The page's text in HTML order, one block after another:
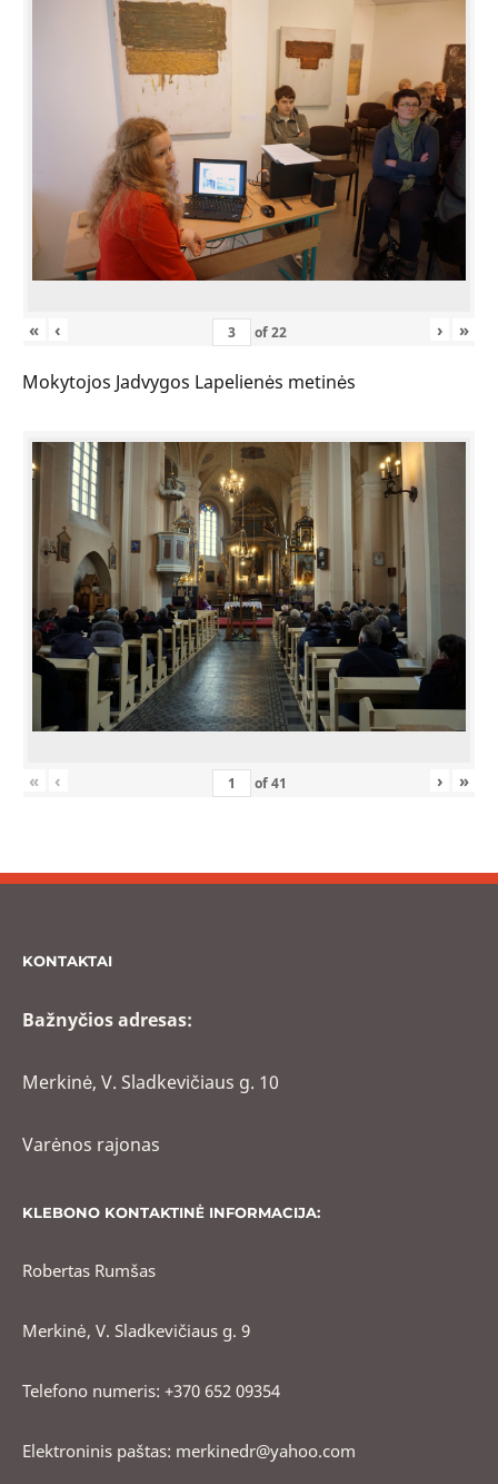
« ‹ of22 › »
Mokytojos Jadvygos Lapelienės metinės
« ‹ of41 › »
KONTAKTAI
Bažnyčios adresas:
Merkinė, V. Sladkevičiaus g. 10
Varėnos rajonas
KLEBONO KONTAKTINĖ INFORMACIJA:
Robertas Rumšas
Merkinė, V. Sladkevičiaus g. 9
Telefono numeris: +370 652 09354
Elektroninis paštas: merkinedr@yahoo.com